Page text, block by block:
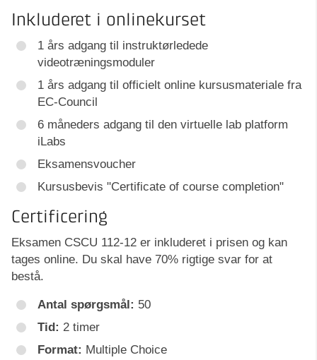
Inkluderet i onlinekurset
1 års adgang til instruktørledede
videotræningsmoduler
1 års adgang til officielt online kursusmateriale fra
EC-Council
6 måneders adgang til den virtuelle lab platform
iLabs
Eksamensvoucher
Kursusbevis "Certificate of course completion"
Certificering
Eksamen CSCU 112-12 er inkluderet i prisen og kan
tages online. Du skal have 70% rigtige svar for at
bestå.
Antal spørgsmål: 50
Tid: 2 timer
Format: Multiple Choice